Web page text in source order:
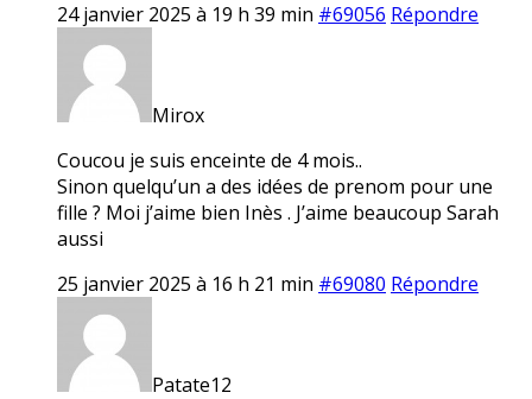
24 janvier 2025 à 19 h 39 min #69056 Répondre
Mirox
Coucou je suis enceinte de 4 mois..
Sinon quelqu’un a des idées de prenom pour une
fille ? Moi j’aime bien Inès . J’aime beaucoup Sarah
aussi
25 janvier 2025 à 16 h 21 min #69080 Répondre
Patate12